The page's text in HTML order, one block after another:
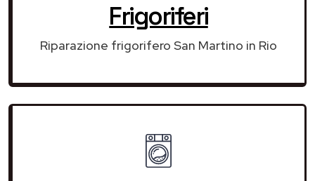
Frigoriferi
Riparazione frigorifero San Martino in Rio